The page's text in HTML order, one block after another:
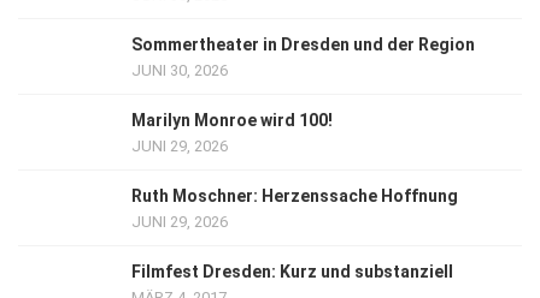
Sommertheater in Dresden und der Region
JUNI 30, 2026
Marilyn Monroe wird 100!
JUNI 29, 2026
Ruth Moschner: Herzenssache Hoffnung
JUNI 29, 2026
Filmfest Dresden: Kurz und substanziell